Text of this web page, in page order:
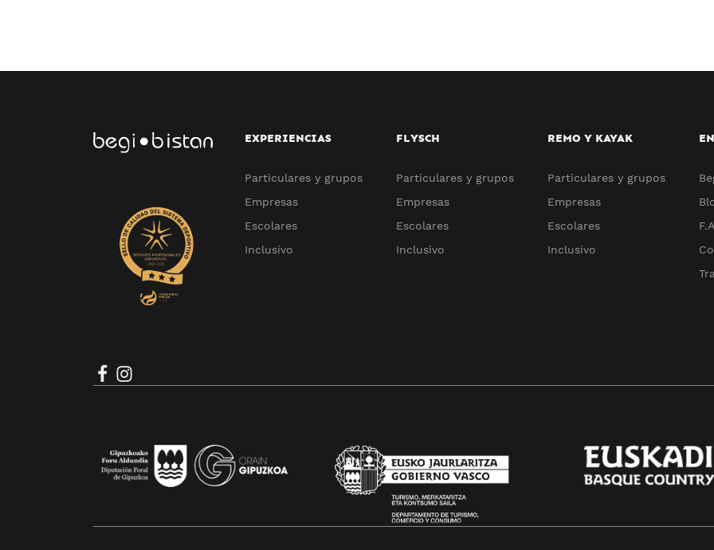
EXPERIENCIAS
Particulares y grupos
Empresas
Escolares
Inclusivo
FLYSCH
Particulares y grupos
Empresas
Escolares
Inclusivo
REMO Y KAYAK
Particulares y grupos
Empresas
Escolares
Inclusivo